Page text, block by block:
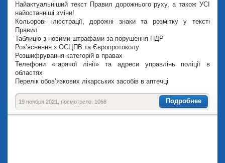
Найактуальніший текст Правил дорожнього руху, а також УСІ
найостанніші зміни!
Кольорові ілюстрації, дорожні знаки та розмітку у тексті
Правил
Таблицю з новими штрафами за порушення ПДР
Роз’яснення з ОСЦПВ та Європротоколу
Розшифрування категорій в правах
Телефони «гарячої лінії» та адреси управлінь поліції в
областях
Перелік обов’язкових лікарських засобів в аптечці
Подробнее
19 ноября 2021, посмотрело: 1068